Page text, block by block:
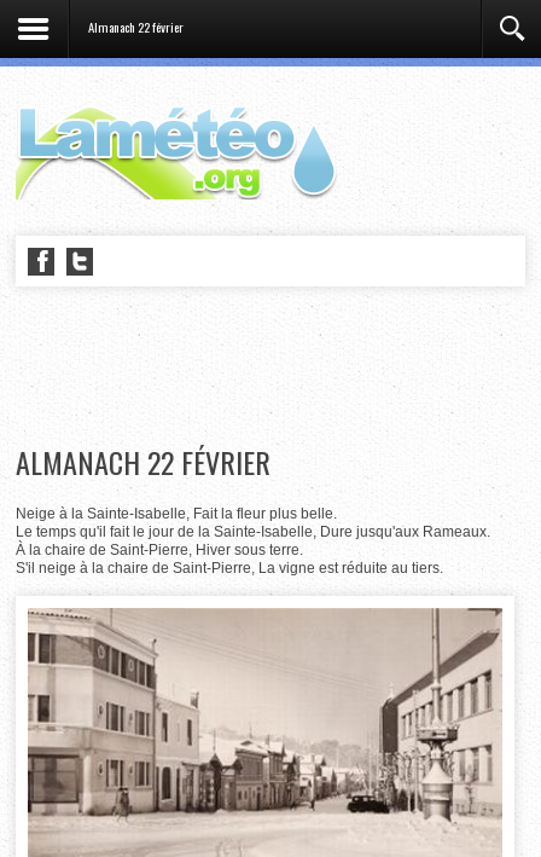
Almanach 22 février
ALMANACH 22 FÉVRIER
Neige à la Sainte-Isabelle, Fait la fleur plus belle.
Le temps qu'il fait le jour de la Sainte-Isabelle, Dure jusqu'aux Rameaux.
À la chaire de Saint-Pierre, Hiver sous terre.
S'il neige à la chaire de Saint-Pierre, La vigne est réduite au tiers.